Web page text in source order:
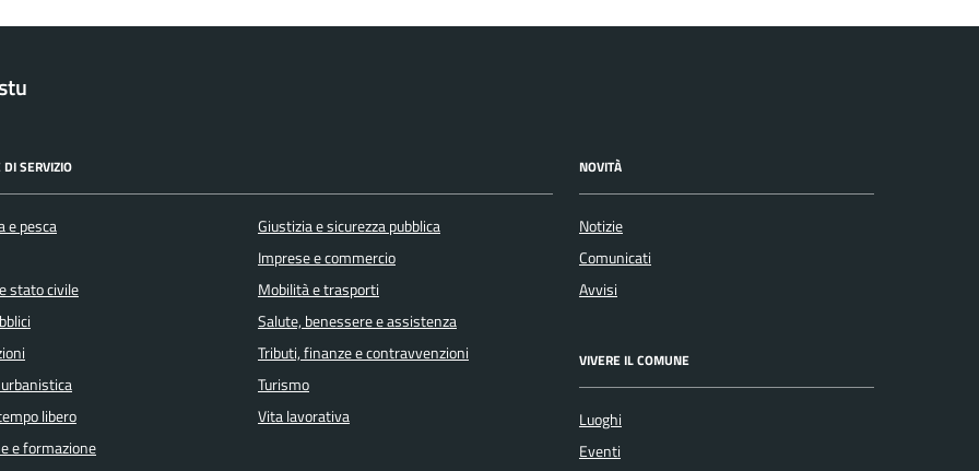
DI SERVIZIO
e pesca
stato civile
libero
e formazione
Giustizia e sicurezza pubblica
Imprese e commercio
Mobilità e trasporti
Salute, benessere e assistenza
Tributi, finanze e contravvenzioni
Turismo
Vita lavorativa
NOVITÀ
Notizie
Comunicati
Avvisi
VIVERE IL COMUNE
Luoghi
Eventi